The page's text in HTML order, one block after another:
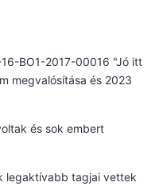
BO1-2017-00016 "Jó itt
megvalósítása és 2023
és sok embert
legaktívabb tagjai vettek